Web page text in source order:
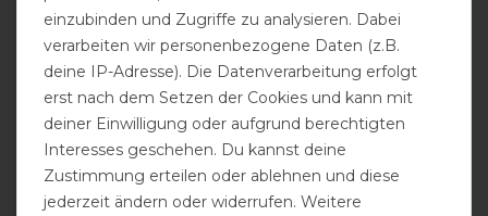
Kingsland KLJess
Bodystocking
Tuniershirt Damen
einzubinden und Zugriffe zu analysieren. Dabei
verarbeiten wir personenbezogene Daten (z.B.
deine IP-Adresse). Die Datenverarbeitung erfolgt
erst nach dem Setzen der Cookies und kann mit
deiner Einwilligung oder aufgrund berechtigten
Interesses geschehen. Du kannst deine
Zustimmung erteilen oder ablehnen und diese
jederzeit ändern oder widerrufen. Weitere